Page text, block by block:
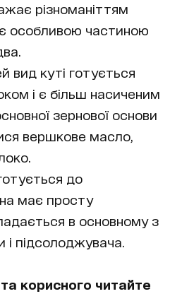
різноманіттям
є особливою частиною
вид куті готується
і є більш насиченим
зернової основи
вершкове масло,
до
має просту
в основному з
і підсолоджувача.
корисного читайте